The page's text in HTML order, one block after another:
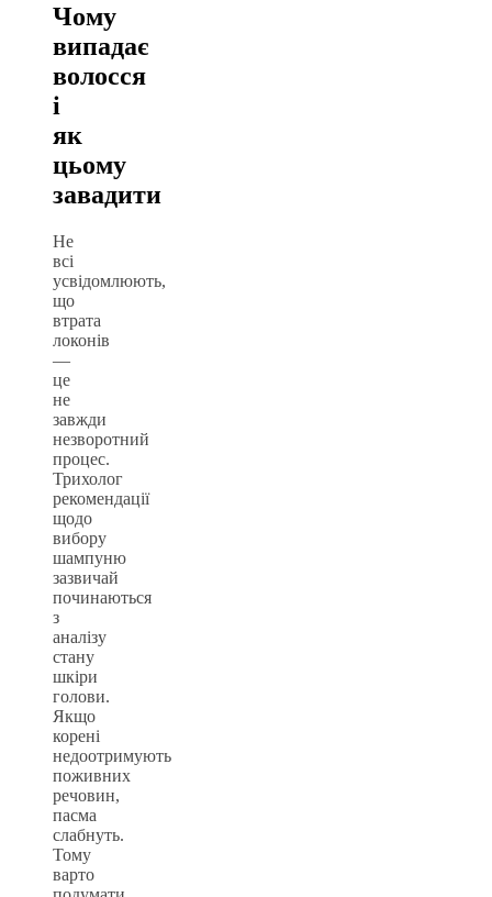
Чому
випадає
волосся
і
як
цьому
завадити
Не
всі
усвідомлюють,
що
втрата
локонів
—
це
не
завжди
незворотний
процес.
Трихолог
рекомендації
щодо
вибору
шампуню
зазвичай
починаються
з
аналізу
стану
шкіри
голови.
Якщо
корені
недоотримують
поживних
речовин,
пасма
слабнуть.
Тому
варто